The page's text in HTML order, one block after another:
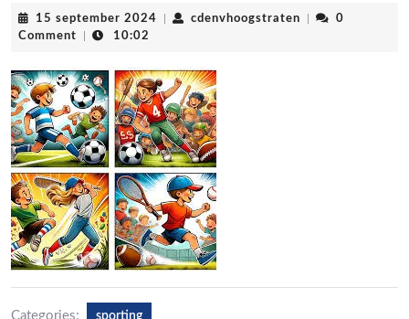
15 september 2024 15
cdenvhoogstraten cdenvhoogstraten
0
Comment
10:02
Categories: sporting